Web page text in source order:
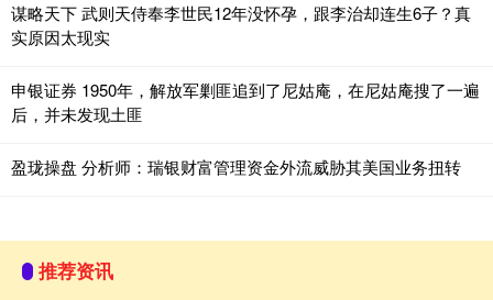
谋略天下 武则天侍奉李世民12年没怀孕，跟李治却连生6子？真
实原因太现实
申银证券 1950年，解放军剿匪追到了尼姑庵，在尼姑庵搜了一遍
后，并未发现土匪
盈珑操盘 分析师：瑞银财富管理资金外流威胁其美国业务扭转
推荐资讯